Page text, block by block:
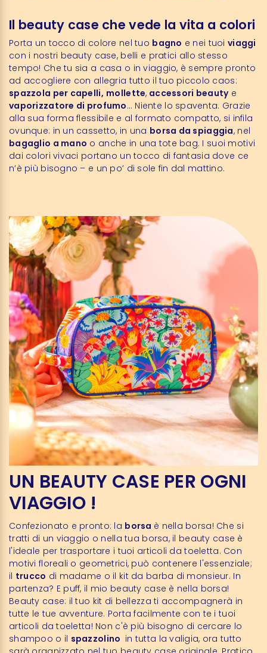
Il beauty case che vede la vita a colori
Porta un tocco di colore nel tuo bagno e nei tuoiviaggi
con i nostri beauty case, belli e pratici allo stesso
tempo! Che tu sia a casa o in viaggio, è sempre pronto
ad accogliere con allegria tutto il tuo piccolo caos:
spazzola per capelli, mollette, accessori beauty e
vaporizzatore di profumo… Niente lo spaventa. Grazie
alla sua forma flessibile e al formato compatto, si infila
ovunque: in un cassetto, in una borsa da spiaggia, nel
bagaglio a mano o anche in una tote bag. I suoi motivi
dai colori vivaci portano un tocco di fantasia dove ce
n’è più bisogno – e un po’ di sole fin dal mattino.
UN BEAUTY CASE PER OGNI
VIAGGIO !
Confezionato e pronto: la borsa è nella borsa! Che si
tratti di un viaggio o nella tua borsa, il beauty case è
l'ideale per trasportare i tuoi articoli da toeletta. Con
motivi floreali o geometrici, può contenere l'essenziale;
il trucco di madame o il kit da barba di monsieur. In
partenza? E puff, il mio beauty case è nella borsa!
Beauty case: il tuo kit di bellezza ti accompagnerà in
tutte le tue avventure. Porta facilmente con te i tuoi
articoli da toeletta! Non c'è più bisogno di cercare lo
shampoo o il spazzolino in tutta la valigia, ora tutto